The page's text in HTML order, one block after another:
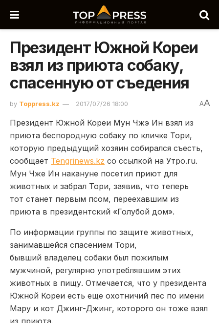
Президент Южной Кореи
взял из приюта собаку,
спасенную от съедения
by Toppress.kz 2017/07/26 18:00 AA
Президент Южной Кореи Мун Чжэ Ин взял из
приюта беспородную собаку по кличке Тори,
которую предыдущий хозяин собирался съесть,
сообщает Tengrinews.kz со ссылкой на Утро.ru.
Мун Чже Ин накануне посетил приют для
животных и забрал Тори, заявив, что теперь
тот станет первым псом, переехавшим из
приюта в президентский «Голубой дом».
По информации группы по защите животных,
занимавшейся спасением Тори,
бывший владелец собаки был пожилым
мужчиной, регулярно употреблявшим этих
животных в пищу. Отмечается, что у президента
Южной Кореи есть еще охотничий пес по имени
Мару и кот Джинг-Джинг, которого он тоже взял
из приюта.